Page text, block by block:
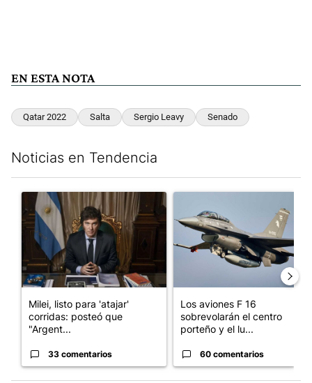
EN ESTA NOTA
Qatar 2022 Salta Sergio Leavy Senado
Noticias en Tendencia
Un artículo de tendencia con el título "Milei, listo para 'atajar'
Milei, listo para 'atajar'
corridas: posteó que
"Argent...
33 comentarios
Los aviones F 16
sobrevolarán el centro
porteño y el lu...
60 comentarios